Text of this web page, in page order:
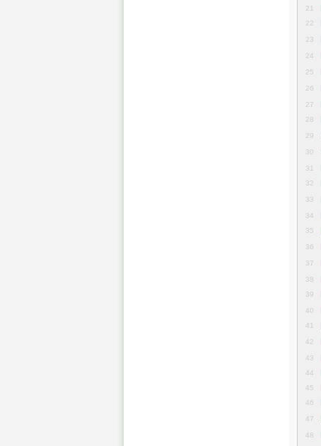
21
22
23
24
25
26
27
28
29
30
31
32
33
34
35
36
37
38
39
40
41
42
43
44
45
46
47
48